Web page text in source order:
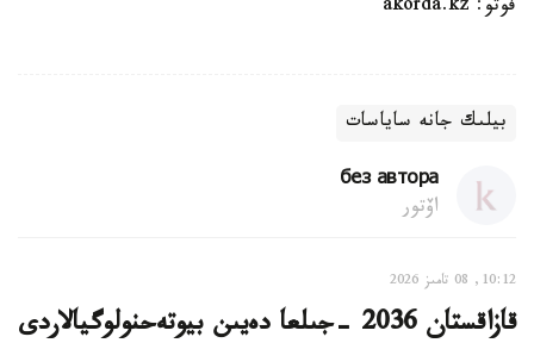
فوتو: akorda.kz
بيلىك جانە ساياسات
без автора
اۆتور
10:12, 08 تامىز 2026
قازاقستان 2036 -جىلعا دەيىن بيوتەحنولوگيالاردى